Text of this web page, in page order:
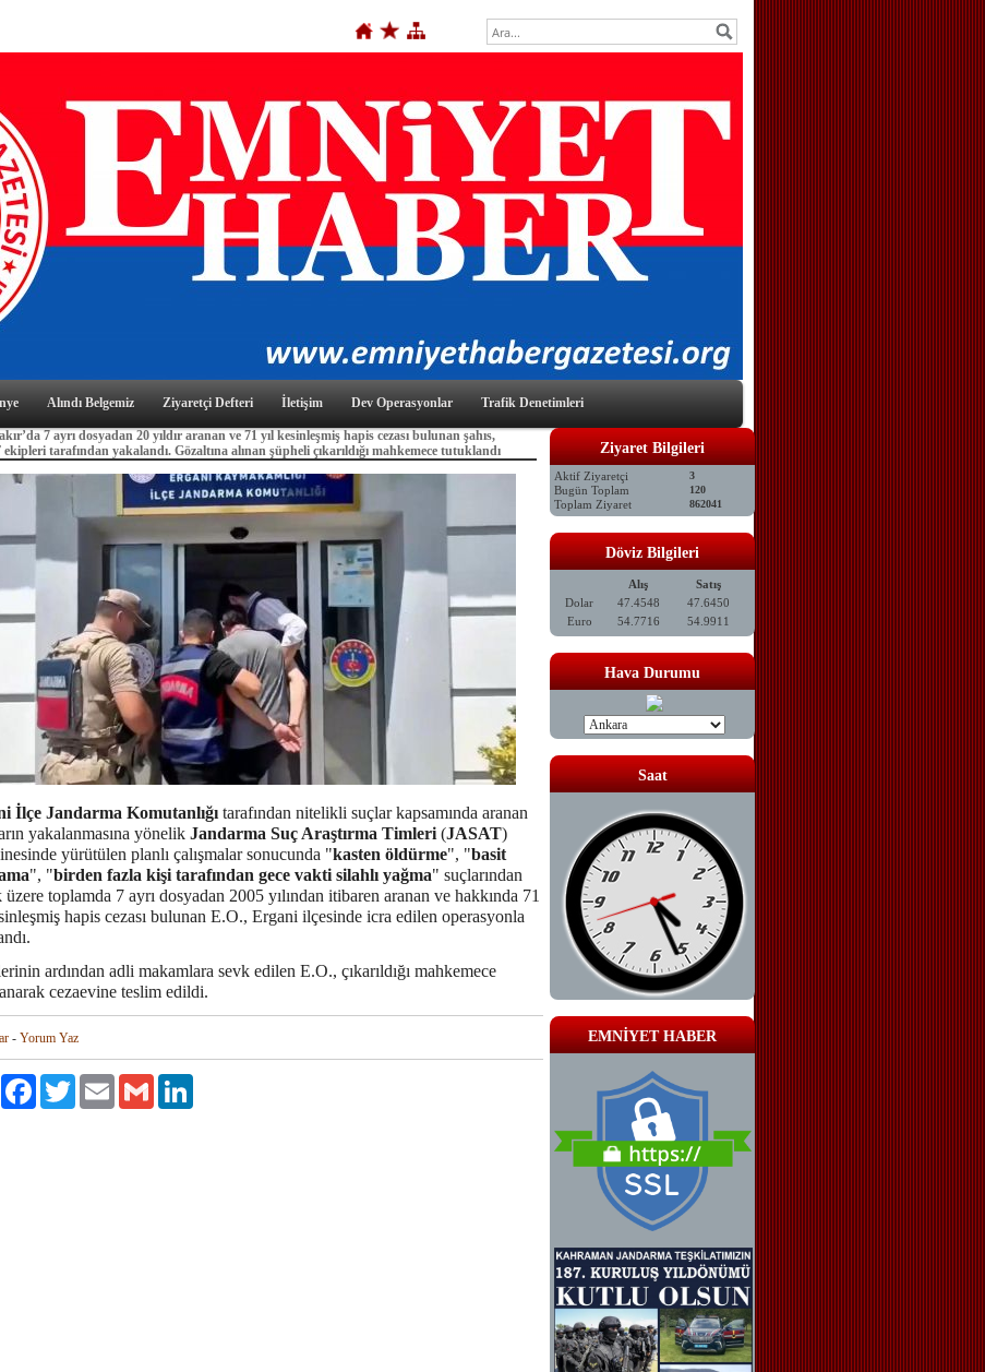
Alındı Belgemiz Ziyaretçi Defteri İletişim Dev Operasyonlar Trafik Denetimleri
7 ayrı dosyadan 20 yıldır aranan ve 71 yıl kesinleşmiş hapis cezası bulunan şahıs,
tarafından yakalandı. Gözaltına alınan şüpheli çıkarıldığı mahkemece tutuklandı
İlçe Jandarma Komutanlığı tarafından nitelikli suçlar kapsamında aranan
yakalanmasına yönelik Jandarma Suç Araştırma Timleri (JASAT)
yürütülen planlı çalışmalar sonucunda "kasten öldürme", "basit
", "birden fazla kişi tarafından gece vakti silahlı yağma" suçlarından
toplamda 7 ayrı dosyadan 2005 yılından itibaren aranan ve hakkında 71
hapis cezası bulunan E.O., Ergani ilçesinde icra edilen operasyonla
ardından adli makamlara sevk edilen E.O., çıkarıldığı mahkemece
cezaevine teslim edildi.
- Yorum Yaz
Paylaş FacebookTwitter Email Gmail
Ziyaret Bilgileri
Aktif Ziyaretçi 3
Bugün Toplam 120
Toplam Ziyaret 862041
Döviz Bilgileri
Alış
Satış
Dolar
47.4548
47.6450
Euro
54.7716 54.9911
Hava Durumu
Saat
EMNİYET HABER